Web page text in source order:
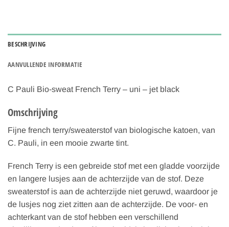
BESCHRIJVING
AANVULLENDE INFORMATIE
C Pauli Bio-sweat French Terry – uni – jet black
Omschrijving
Fijne french terry/sweaterstof van biologische katoen, van
C. Pauli, in een mooie zwarte tint.
French Terry is een gebreide stof met een gladde voorzijde
en langere lusjes aan de achterzijde van de stof. Deze
sweaterstof is aan de achterzijde niet geruwd, waardoor je
de lusjes nog ziet zitten aan de achterzijde. De voor- en
achterkant van de stof hebben een verschillend